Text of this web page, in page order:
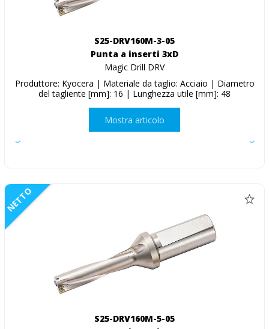
S25-DRV160M-3-05
Punta a inserti 3xD
Magic Drill DRV
Produttore: Kyocera | Materiale da taglio: Acciaio | Diametro
del tagliente [mm]: 16 | Lunghezza utile [mm]: 48
Mostra articolo
NETTO
S25-DRV160M-5-05